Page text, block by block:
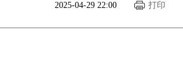
2025-04-29 22:00 打印